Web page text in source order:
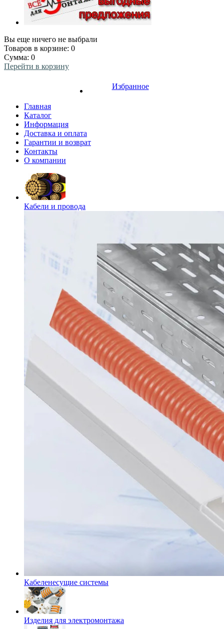
Вы еще ничего не выбрали
Товаров в корзине: 0
Сумма: 0
Перейти в корзину
Избранное
Главная
Каталог
Информация
Доставка и оплата
Гарантии и возврат
Контакты
О компании
Кабели и провода
Кабеленесущие системы
Изделия для электромонтажа